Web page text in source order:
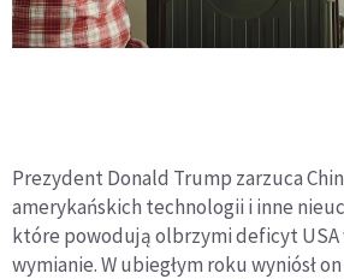
Prezydent Donald Trump zarzuca
amerykańskich technologii i inne
które powodują olbrzymi deficyt
wymianie. W ubiegłym roku wyniósł